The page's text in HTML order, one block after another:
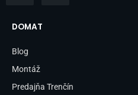
b
o
k
-
DOMAT
Blog
Montáž
Predajňa Trenčín